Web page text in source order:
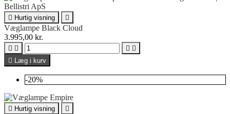
 Hurtig visning 
Væglampe Black Cloud
3.995,00 kr.
   
 Læg i kurv
-20%
 Hurtig visning 